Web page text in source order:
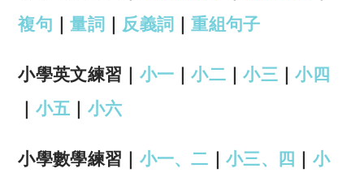
複句 ｜量詞 反義詞 ｜重組句子
小學英文練習｜ 小一 ｜小二 ｜小三｜小四
小五 小六
小學數學練習｜ 小一、二 ｜小三、四
小